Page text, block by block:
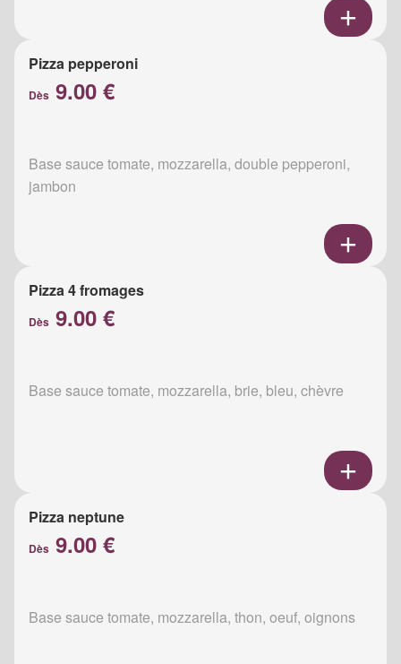
Pizza pepperoni
Dès 9.00 €
Base sauce tomate, mozzarella, double pepperoni,
jambon
Pizza 4 fromages
Dès 9.00 €
Base sauce tomate, mozzarella, brie, bleu, chèvre
Pizza neptune
Dès 9.00 €
Base sauce tomate, mozzarella, thon, oeuf, oignons